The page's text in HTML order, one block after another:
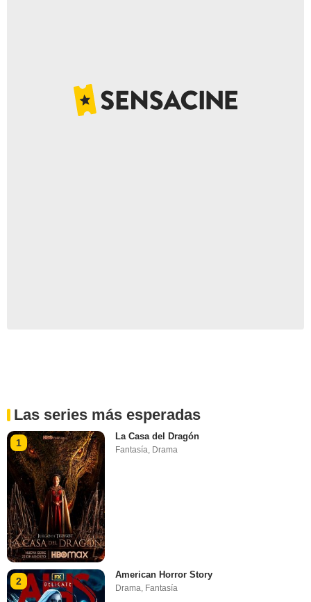
Las series más esperadas
1
La Casa del Dragón
Fantasía, Drama
2
American Horror Story
Drama Fantasía